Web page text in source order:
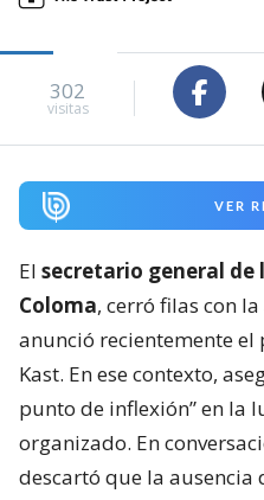
302
visitas
VER
El secretario general de
Coloma, cerró filas con
anunció recientemente el
Kast. En ese contexto,
punto de inflexión” en la
organizado. En
descartó que la ausencia